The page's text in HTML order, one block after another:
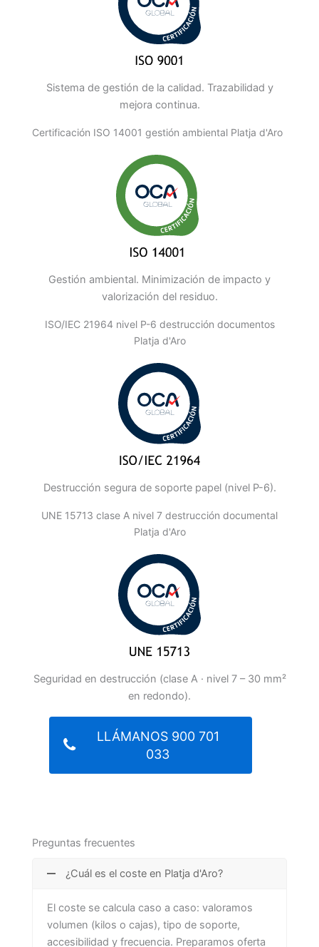
Sistema de gestión de la calidad. Trazabilidad y
mejora continua.
Certificación ISO 14001 gestión ambiental Platja d'Aro
Gestión ambiental. Minimización de impacto y
valorización del residuo.
ISO/IEC 21964 nivel P-6 destrucción documentos
Platja d'Aro
Destrucción segura de soporte papel (nivel P-6).
UNE 15713 clase A nivel 7 destrucción documental
Platja d'Aro
Seguridad en destrucción (clase A · nivel 7 – 30 mm²
en redondo).
LLÁMANOS 900 701
033
Preguntas frecuentes
¿Cuál es el coste en Platja d'Aro?
El coste se calcula caso a caso: valoramos
volumen (kilos o cajas), tipo de soporte,
accesibilidad y frecuencia. Preparamos oferta